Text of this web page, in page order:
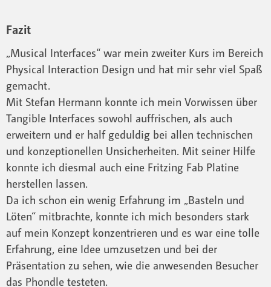
Fazit
„Musical Interfaces“ war mein zweiter Kurs im Bereich
Physical Interaction Design und hat mir sehr viel Spaß
gemacht.
Mit Stefan Hermann konnte ich mein Vorwissen über
Tangible Interfaces sowohl auffrischen, als auch
erweitern und er half geduldig bei allen technischen
und konzeptionellen Unsicherheiten. Mit seiner Hilfe
konnte ich diesmal auch eine Fritzing Fab Platine
herstellen lassen.
Da ich schon ein wenig Erfahrung im „Basteln und
Löten“ mitbrachte, konnte ich mich besonders stark
auf mein Konzept konzentrieren und es war eine tolle
Erfahrung, eine Idee umzusetzen und bei der
Präsentation zu sehen, wie die anwesenden Besucher
das Phondle testeten.